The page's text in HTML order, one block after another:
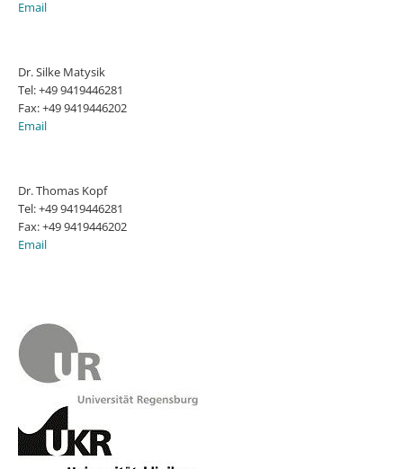
Email
Dr. Silke Matysik
Tel: +49 9419446281
Fax: +49 9419446202
Email
Dr. Thomas Kopf
Tel: +49 9419446281
Fax: +49 9419446202
Email